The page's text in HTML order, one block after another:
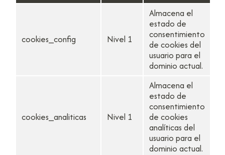
cookies_config Nivel 1
Almacena el
estado de
consentimiento
de cookies del
usuario para el
dominio actual.
cookies_analiticas Nivel 1
Almacena el
estado de
consentimiento
de cookies
analíticas del
usuario para el
dominio actual.